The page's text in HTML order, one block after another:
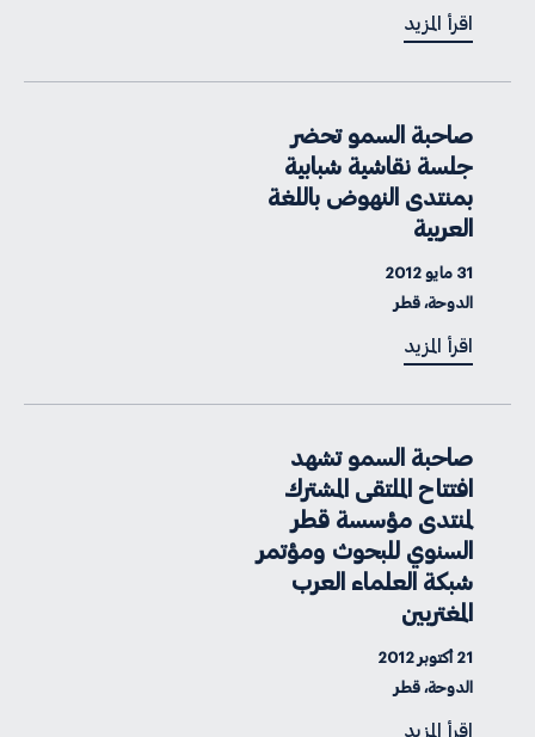
اقرأ المزيد
صاحبة السمو تحضر
جلسة نقاشية شبابية
بمنتدى النهوض باللغة
العربية
31 مايو 2012
الدوحة، قطر
اقرأ المزيد
صاحبة السمو تشهد
افتتاح الملتقى المشترك
لمنتدى مؤسسة قطر
السنوي للبحوث ومؤتمر
شبكة العلماء العرب
المغتربين
21 أكتوبر 2012
الدوحة، قطر
اقرأ المزيد